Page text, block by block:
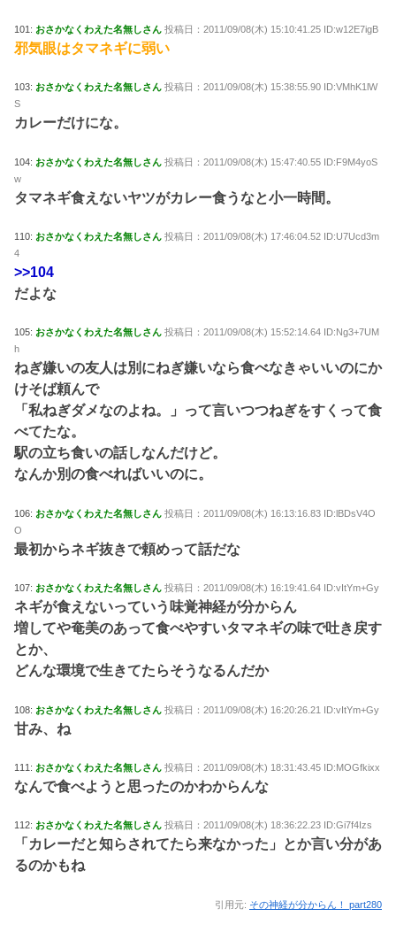
101: おさかなくわえた名無しさん 投稿日：2011/09/08(木) 15:10:41.25 ID:w12E7igB
邪気眼はタマネギに弱い
103: おさかなくわえた名無しさん 投稿日：2011/09/08(木) 15:38:55.90 ID:VMhK1lW
S
カレーだけにな。
104: おさかなくわえた名無しさん 投稿日：2011/09/08(木) 15:47:40.55 ID:F9M4yoS
w
タマネギ食えないヤツがカレー食うなと小一時間。
110: おさかなくわえた名無しさん 投稿日：2011/09/08(木) 17:46:04.52 ID:U7Ucd3m
4
>>104
だよな
105: おさかなくわえた名無しさん 投稿日：2011/09/08(木) 15:52:14.64 ID:Ng3+7UM
h
ねぎ嫌いの友人は別にねぎ嫌いなら食べなきゃいいのにか
けそば頼んで
「私ねぎダメなのよね。」って言いつつねぎをすくって食
べてたな。
駅の立ち食いの話しなんだけど。
なんか別の食べればいいのに。
106: おさかなくわえた名無しさん 投稿日：2011/09/08(木) 16:13:16.83 ID:lBDsV4O
O
最初からネギ抜きで頼めって話だな
107: おさかなくわえた名無しさん 投稿日：2011/09/08(木) 16:19:41.64 ID:vItYm+Gy
ネギが食えないっていう味覚神経が分からん
増してや奄美のあって食べやすいタマネギの味で吐き戻す
とか、
どんな環境で生きてたらそうなるんだか
108: おさかなくわえた名無しさん 投稿日：2011/09/08(木) 16:20:26.21 ID:vItYm+Gy
甘み、ね
111: おさかなくわえた名無しさん 投稿日：2011/09/08(木) 18:31:43.45 ID:MOGfkixx
なんで食べようと思ったのかわからんな
112: おさかなくわえた名無しさん 投稿日：2011/09/08(木) 18:36:22.23 ID:Gi7f4Izs
「カレーだと知らされてたら来なかった」とか言い分があ
るのかもね
引用元: その神経が分からん！ part280